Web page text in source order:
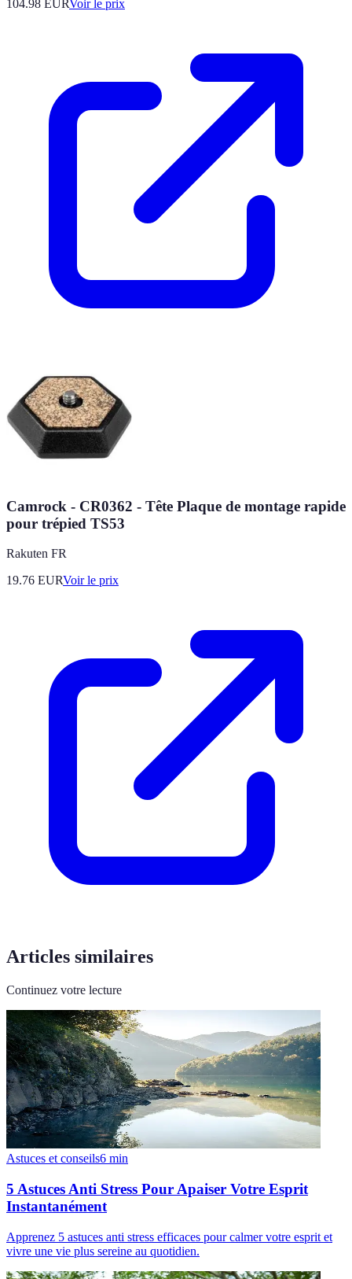
104.98 EURVoir le prix
Camrock - CR0362 - Tête Plaque de montage rapide
pour trépied TS53
Rakuten FR
19.76 EURVoir le prix
Articles similaires
Continuez votre lecture
Astuces et conseils6 min
5 Astuces Anti Stress Pour Apaiser Votre Esprit
Instantanément
Apprenez 5 astuces anti stress efficaces pour calmer votre esprit et
vivre une vie plus sereine au quotidien.